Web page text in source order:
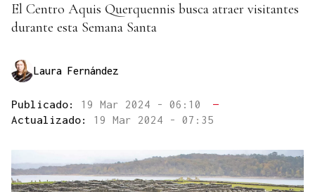
El Centro Aquis Querquennis busca atraer visitantes
durante esta Semana Santa
Laura Fernández
Publicado: 19 Mar 2024 - 06:10
—
Actualizado: 19 Mar 2024 - 07:35